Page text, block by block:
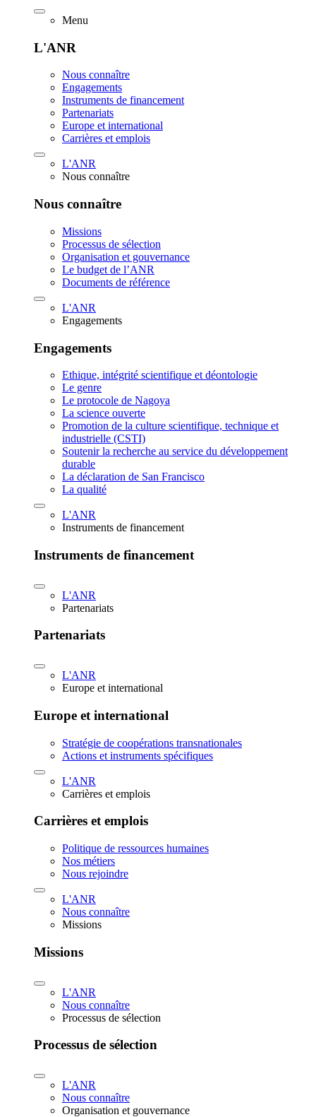
Menu
L'ANR
Nous connaître
Engagements
Instruments de financement
Partenariats
Europe et international
Carrières et emplois
L'ANR
Nous connaître
Nous connaître
Missions
Processus de sélection
Organisation et gouvernance
Le budget de l’ANR
Documents de référence
L'ANR
Engagements
Engagements
Ethique, intégrité scientifique et déontologie
Le genre
Le protocole de Nagoya
La science ouverte
Promotion de la culture scientifique, technique et
industrielle (CSTI)
Soutenir la recherche au service du développement
durable
La déclaration de San Francisco
La qualité
L'ANR
Instruments de financement
Instruments de financement
L'ANR
Partenariats
Partenariats
L'ANR
Europe et international
Europe et international
Stratégie de coopérations transnationales
Actions et instruments spécifiques
L'ANR
Carrières et emplois
Carrières et emplois
Politique de ressources humaines
Nos métiers
Nous rejoindre
L'ANR
Nous connaître
Missions
Missions
L'ANR
Nous connaître
Processus de sélection
Processus de sélection
L'ANR
Nous connaître
Organisation et gouvernance